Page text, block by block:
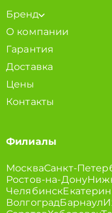
Бренд
О компании
Гарантия
Доставка
Цены
Контакты
Филиалы
МоскваСанкт-
Ростов-на-Дону
Челябинск
ВолгоградБарнаул